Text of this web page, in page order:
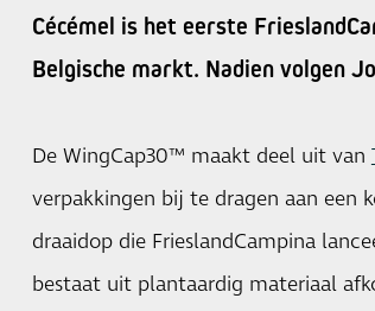
Cécémel is het eerste
Belgische markt. Nadien volgen
De WingCap30™ maakt deel uit van
verpakkingen bij te dragen aan een
draaidop die FrieslandCampina
bestaat uit plantaardig materiaal